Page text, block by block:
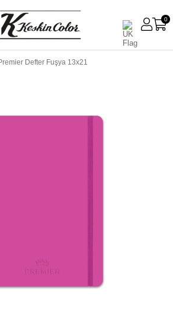
0
Defter Fuşya 13x21